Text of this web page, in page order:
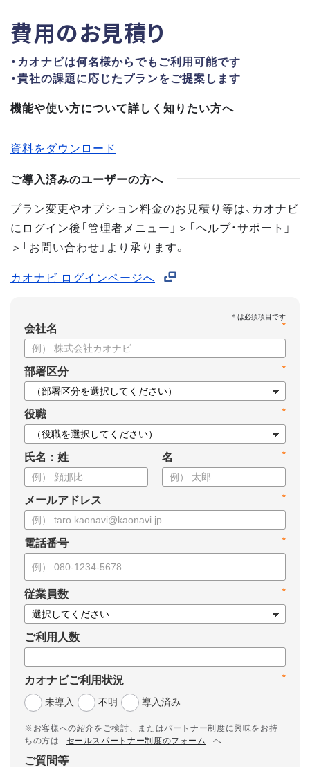
費用のお見積り
・カオナビは何名様からでもご利用可能です
・貴社の課題に応じたプランをご提案します
機能や使い方について詳しく知りたい方へ
資料をダウンロード
ご導入済みのユーザーの方へ
プラン変更やオプション料金のお見積り等は、カオナビ
にログイン後「管理者メニュー」＞「ヘルプ・サポート」
＞「お問い合わせ」より承ります。
カオナビ ログインページへ
*
会社名
*
部署区分
*
役職
氏名：姓 *
名
*
メールアドレス
*
電話番号
*
従業員数
ご利用人数
*
カオナビご利用状況
未導入
不明 導入済み
※お客様への紹介をご検討、またはパートナー制度に興味をお持
ちの方は
セールスパートナー制度のフォーム へ
ご質問等